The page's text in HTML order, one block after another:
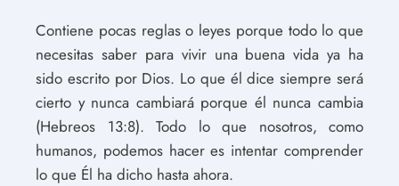
Contiene pocas reglas o leyes porque todo lo que
necesitas saber para vivir una buena vida ya ha
sido escrito por Dios. Lo que él dice siempre será
cierto y nunca cambiará porque él nunca cambia
(Hebreos 13:8). Todo lo que nosotros, como
humanos, podemos hacer es intentar comprender
lo que Él ha dicho hasta ahora.